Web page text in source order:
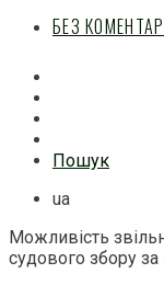
БЕЗ
Пошук
ua
Можливість
судового збору